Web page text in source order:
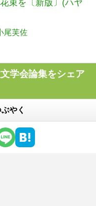
束を〔新版〕(ハヤ
尾芙佐
学会論集をシェア
やく